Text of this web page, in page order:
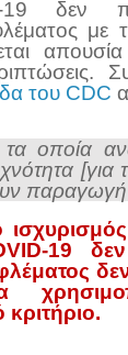
δεν
με
του CDC
οποία
παραγωγή
19 δεν
δεν
κριτήριο.